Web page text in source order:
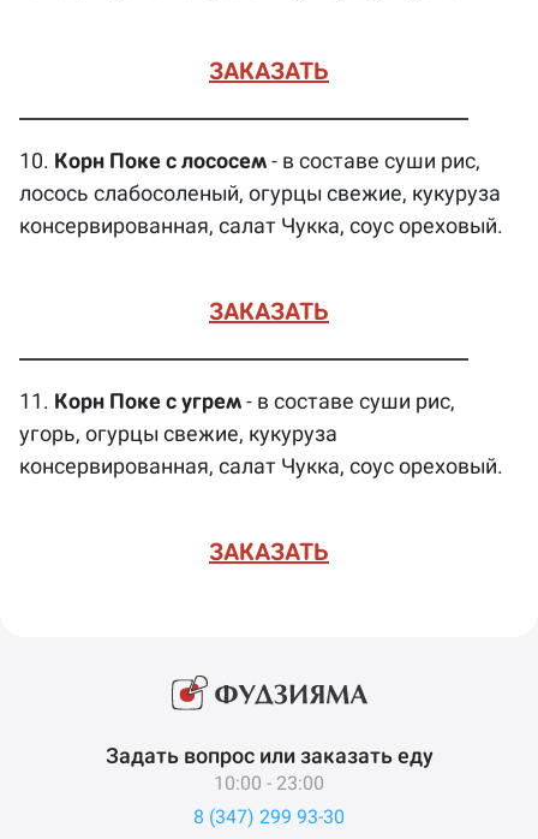
ЗАКАЗАТЬ
10. Корн Поке с лососем- в составе суши рис,
лосось слабосоленый, огурцы свежие, кукуруза
консервированная, салат Чукка, соус ореховый.
ЗАКАЗАТЬ
11. Корн Поке с угрем- в составе суши рис,
угорь, огурцы свежие, кукуруза
консервированная, салат Чукка, соус ореховый.
ЗАКАЗАТЬ
Задать вопрос или заказать еду
10:00 - 23:00
8 (347) 299 93-30